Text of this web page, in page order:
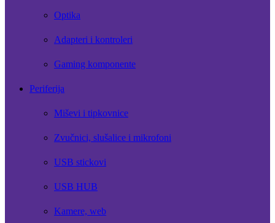
Optika
Adapteri i kontroleri
Gaming komponente
Periferija
Miševi i tipkovnice
Zvučnici, slušalice i mikrofoni
USB stickovi
USB HUB
Kamere, web